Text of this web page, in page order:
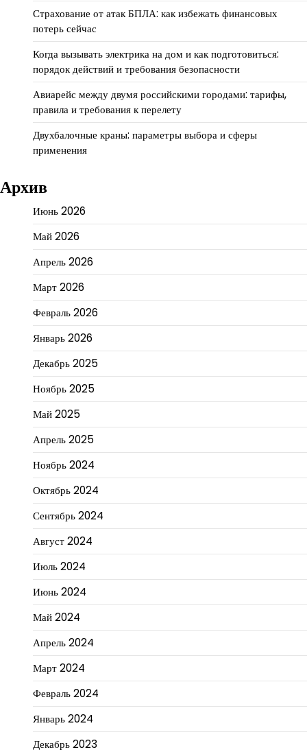
Страхование от атак БПЛА: как избежать финансовых
потерь сейчас
Когда вызывать электрика на дом и как подготовиться:
порядок действий и требования безопасности
Авиарейс между двумя российскими городами: тарифы,
правила и требования к перелету
Двухбалочные краны: параметры выбора и сферы
применения
Архив
Июнь 2026
Май 2026
Апрель 2026
Март 2026
Февраль 2026
Январь 2026
Декабрь 2025
Ноябрь 2025
Май 2025
Апрель 2025
Ноябрь 2024
Октябрь 2024
Сентябрь 2024
Август 2024
Июль 2024
Июнь 2024
Май 2024
Апрель 2024
Март 2024
Февраль 2024
Январь 2024
Декабрь 2023